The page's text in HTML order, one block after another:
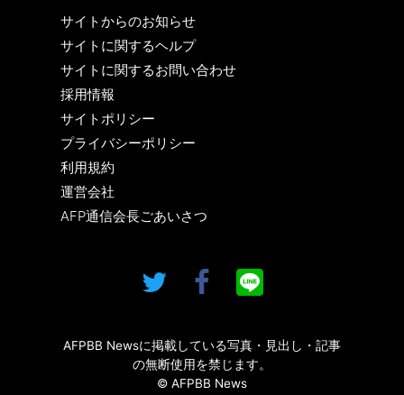
サイトからのお知らせ
サイトに関するヘルプ
サイトに関するお問い合わせ
採用情報
サイトポリシー
プライバシーポリシー
利用規約
運営会社
AFP通信会長ごあいさつ
AFPBB Newsに掲載している写真・見出し・記事
の無断使用を禁じます。
© AFPBB News